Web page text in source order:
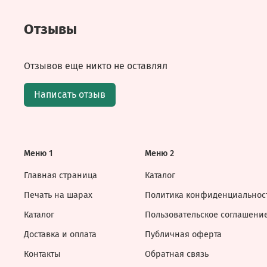
Отзывы
Отзывов еще никто не оставлял
Написать отзыв
Меню 1
Главная страница
Печать на шарах
Каталог
Доставка и оплата
Контакты
Меню 2
Каталог
Политика
Пользовательское
Публичная оферта
Обратная связь